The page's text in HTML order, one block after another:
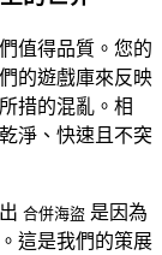
值得品質。您的
的遊戲庫來反映
措的混亂。相
淨、快速且不突
合併海盜 是因為
這是我們的策展